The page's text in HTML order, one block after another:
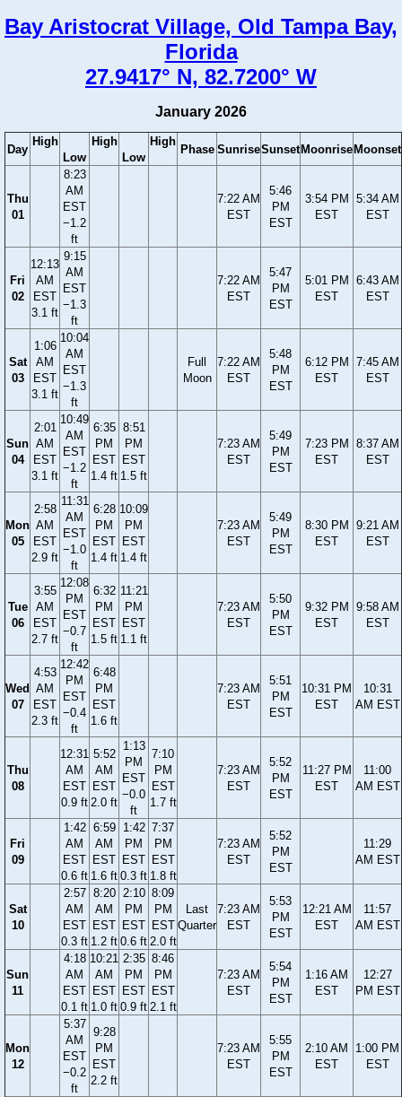
Bay Aristocrat Village, Old Tampa Bay,
Florida
27.9417° N, 82.7200° W
January 2026
Day
High
Low
High
Low
High
Phase SunriseSunset Moonrise Moonset
Thu
01
8:23
AM
EST
−1.2
ft
7:22 AM
EST
5:46
PM
EST
3:54 PM
EST
5:34 AM
EST
Fri
02
12:13
AM
EST
3.1 ft
9:15
AM
EST
−1.3
ft
7:22 AM
EST
5:47
PM
EST
5:01 PM
EST
6:43 AM
EST
Sat
03
1:06
AM
EST
3.1 ft
10:04
AM
EST
−1.3
ft
Full
Moon
7:22 AM
EST
5:48
PM
EST
6:12 PM
EST
7:45 AM
EST
Sun
04
2:01
AM
EST
3.1 ft
10:49
AM
EST
−1.2
ft
6:35
PM
EST
1.4 ft
8:51
PM
EST
1.5 ft
7:23 AM
EST
5:49
PM
EST
7:23 PM
EST
8:37 AM
EST
Mon
05
2:58
AM
EST
2.9 ft
11:31
AM
EST
−1.0
ft
6:28
PM
EST
1.4 ft
10:09
PM
EST
1.4 ft
7:23 AM
EST
5:49
PM
EST
8:30 PM
EST
9:21 AM
EST
Tue
06
3:55
AM
EST
2.7 ft
12:08
PM
EST
−0.7
ft
6:32
PM
EST
1.5 ft
11:21
PM
EST
1.1 ft
7:23 AM
EST
5:50
PM
EST
9:32 PM
EST
9:58 AM
EST
Wed
07
4:53
AM
EST
2.3 ft
12:42
PM
EST
−0.4
ft
6:48
PM
EST
1.6 ft
7:23 AM
EST
5:51
PM
EST
10:31 PM
EST
10:31
AM EST
Thu
08
12:31
AM
EST
0.9 ft
5:52
AM
EST
2.0 ft
1:13
PM
EST
−0.0
ft
7:10
PM
EST
1.7 ft
7:23 AM
EST
5:52
PM
EST
11:27 PM
EST
11:00
AM EST
Fri
09
1:42
AM
EST
0.6 ft
6:59
AM
EST
1.6 ft
1:42
PM
EST
0.3 ft
7:37
PM
EST
1.8 ft
7:23 AM
EST
5:52
PM
EST
11:29
AM EST
Sat
10
2:57
AM
EST
0.3 ft
8:20
AM
EST
1.2 ft
2:10
PM
EST
0.6 ft
8:09
PM
EST
2.0 ft
Last
Quarter
7:23 AM
EST
5:53
PM
EST
12:21 AM
EST
11:57
AM EST
Sun
11
4:18
AM
EST
0.1 ft
10:21
AM
EST
1.0 ft
2:35
PM
EST
0.9 ft
8:46
PM
EST
2.1 ft
7:23 AM
EST
5:54
PM
EST
1:16 AM
EST
12:27
PM EST
Mon
12
5:37
AM
EST
−0.2
ft
9:28
PM
EST
2.2 ft
7:23 AM
EST
5:55
PM
EST
2:10 AM
EST
1:00 PM
EST